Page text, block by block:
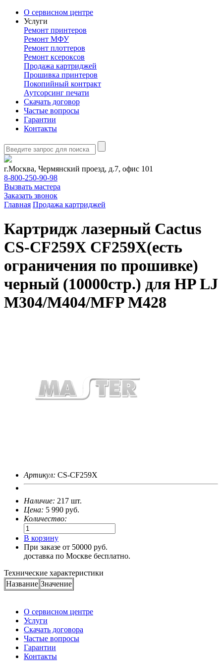
О сервисном центре
Услуги
Ремонт принтеров
Ремонт МФУ
Ремонт плоттеров
Ремонт ксероксов
Продажа картриджей
Прошивка принтеров
Покопийный контракт
Аутсорсинг печати
Скачать договор
Частые вопросы
Гарантии
Контакты
г.Москва, Чермянский проезд, д.7, офис 101
8-800-250-90-98
Вызвать мастера
Заказать звонок
Главная Продажа картриджей
Картридж лазерный Cactus
CS-CF259X CF259X(есть
ограничения по прошивке)
черный (10000стр.) для HP LJ
M304/M404/MFP M428
Артикул: CS-CF259X
Наличие: 217 шт.
Цена: 5 990 руб.
Количество:
В корзину
При заказе от 50000 руб.
доставка по Москве бесплатно.
Технические характеристики
Название Значение
О сервисном центре
Услуги
Скачать договора
Частые вопросы
Гарантии
Контакты